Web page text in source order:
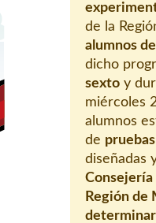
Contacto
de la
alumnos
dicho
sexto y
miércoles
alumnos
de
diseñadas
Consejería
Región de